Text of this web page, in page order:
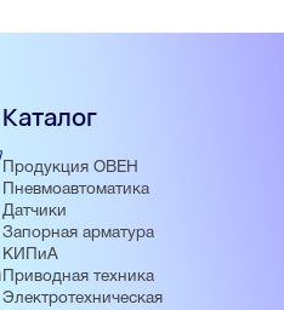
Каталог
Продукция ОВЕН
Пневмоавтоматика
Датчики
Запорная арматура
КИПиА
Приводная техника
Электротехническая